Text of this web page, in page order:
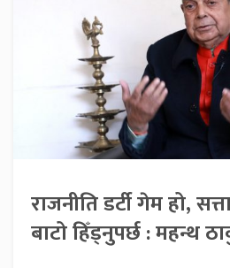
राजनीति डर्टी गेम हो,
बाटो हिँड्नुपर्छ : महन्थ